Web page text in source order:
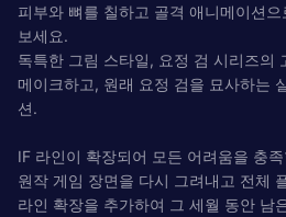
피부와 뼈를 칠하고 골격 애니메이션
보세요.
독특한 그림 스타일, 요정 검 시리즈의
메이크하고, 원래 요정 검을 묘사하는
션.
IF 라인이 확장되어 모든 어려움을 충
원작 게임 장면을 다시 그려내고 전체
라인 확장을 추가하여 그 세월 동안 남